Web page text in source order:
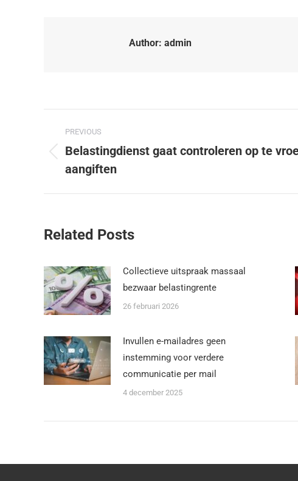
Author: admin
PREVIOUS
Belastingdienst gaat controleren op te
aangiften
Related Posts
Collectieve uitspraak massaal
bezwaar belastingrente
26 februari 2026
Invullen e-mailadres geen
instemming voor verdere
communicatie per mail
4 december 2025